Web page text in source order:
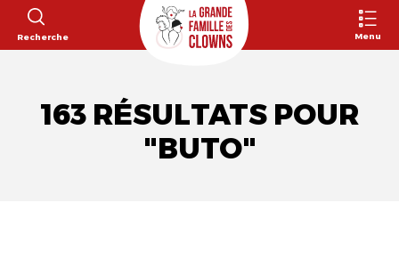
Recherche Menu
163 RÉSULTATS POUR
"BUTO"